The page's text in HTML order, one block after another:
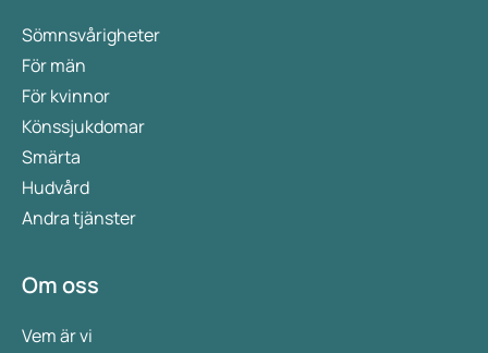
Sömnsvårigheter
För män
För kvinnor
Könssjukdomar
Smärta
Hudvård
Andra tjänster
Om oss
Vem är vi